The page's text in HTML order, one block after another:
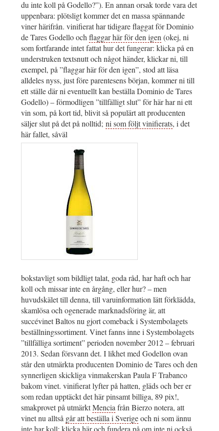
du inte koll på Godello?”). En annan orsak torde vara det
uppenbara: plötsligt kommer det en massa spännande
viner härifrån. vinifierat har tidigare flaggat för Dominio
de Tares Godello och flaggar här för den igen (okej, ni
som fortfarande intet fattat hur det fungerar: klicka på en
understruken textsnutt och något händer, klickar ni, till
exempel, på ”flaggar här för den igen”, stod att läsa
alldeles nyss, just före parentesens början, kommer ni till
ett ställe där ni eventuellt kan beställa Dominio de Tares
Godello) – förmodligen ”tillfälligt slut” för här har ni ett
vin som, på kort tid, blivit så populärt att producenten
säljer slut på det på nolltid; ni som följt vinifierats, i det
här fallet, såväl
bokstavligt som bildligt talat, goda råd, har haft och har
koll och missar inte en årgång, eller hur? – men
huvudskälet till denna, till varuinformation lätt förklädda,
skamlösa och ogenerade marknadsföring är, att
succévinet Baltos nu gjort comeback i Systembolagets
beställningssortiment. Vinet fanns inne i Systembolagets
”tillfälliga sortiment” perioden november 2012 – februari
2013. Sedan försvann det. I likhet med Godellon ovan
står den utmärkta producenten Dominio de Tares och den
synnerligen skickliga vinmakerskan Paula F Trabanco
bakom vinet. vinifierat lyfter på hatten, gläds och ber er
som redan upptäckt det här pinsamt billiga, 89 pix!,
smakprovet på utmärktMencia från Bierzo notera, att
vinet nu alltså går att beställa i Sverigeoch ni som ännu
inte har koll: klicka häroch fundera på om inte ni också